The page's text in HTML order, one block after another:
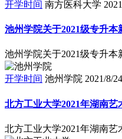
开学时间 南方医科大学
池州学院关于2021级专升
池州学院关于2021级专升本
开学时间 池州学院 2021/8/24
北方工业大学2021年湖南艺
北方工业大学2021年湖南艺